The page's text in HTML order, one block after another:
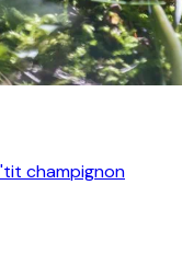
champignon